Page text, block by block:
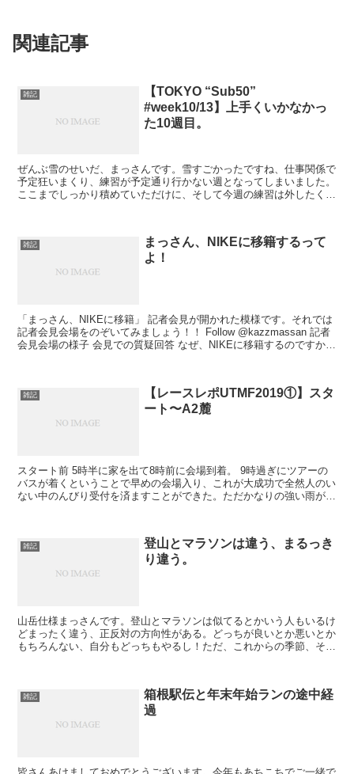
関連記事
雑記
【TOKYO “Sub50”
#week10/13】上手くいかなかっ
た10週目。
ぜんぶ雪のせいだ、まっさんです。雪すごかったですね、仕事関係で
予定狂いまくり、練習が予定通り行かない週となってしまいました。
ここまでしっかり積めていただけに、そして今週の練習は外したくな
雑記
まっさん、NIKEに移籍するって
よ！
「まっさん、NIKEに移籍」 記者会見が開かれた模様です。それでは
記者会見会場をのぞいてみましょう！！ Follow @kazzmassan 記者
会見会場の様子 会見での質疑回答 なぜ、NIKEに移籍するのですか？
雑記
【レースレポUTMF2019①】スタ
ート〜A2麓
スタート前 5時半に家を出て8時前に会場到着。 9時過ぎにツアーの
バスが着くということで早めの会場入り、これが大成功で全然人のい
ない中のんびり受付を済ますことができた。ただかなりの強い雨が降
雑記
登山とマラソンは違う、まるっき
り違う。
山岳仕様まっさんです。登山とマラソンは似てるとかいう人もいるけ
どまったく違う、正反対の方向性がある。どっちが良いとか悪いとか
もちろんない、自分もどっちもやるし！ただ、これからの季節、それ
雑記
箱根駅伝と年末年始ランの途中経
過